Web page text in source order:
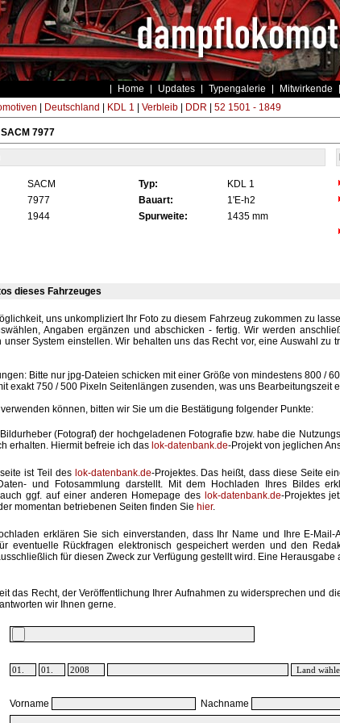
Home Updates Typengalerie Mitwirkende
Deutschland KDL 1 Verbleib| DDR 52 1501 - 1849
7977
SACM Typ: KDL 1
7977 Bauart: 1'E-h2
1944 Spurweite:
1435 mm
dieses Fahrzeuges
uns unkompliziert Ihr Foto zu diesem Fahrzeug zukommen zu
Angaben ergänzen und abschicken - fertig. Wir werden
unser System einstellen. Wir behalten uns das Recht vor, eine Auswahl zu
Bitte nur jpg-Dateien schicken mit einer Größe von mindestens 800 /
exakt 750 / 500 Pixeln Seitenlängen zusenden, was uns Bearbeitungszeit
können, bitten wir Sie um die Bestätigung folgender Punkte:
Bildurheber (Fotograf) der hochgeladenen Fotografie bzw. habe die
erhalten. Hiermit befreie ich das lok-datenbank.de-Projekt von jeglichen
ist Teil des lok-datenbank.de-Projektes. Das heißt, dass diese Seite
und Fotosammlung darstellt. Mit dem Hochladen Ihres Bildes
ggf. auf einer anderen Homepage des lok-datenbank.de-Projektes
momentan betriebenen Seiten finden Sie hier.
erklären Sie sich einverstanden, dass Ihr Name und Ihre E-Mail-
eventuelle Rückfragen elektronisch gespeichert werden und den
für diesen Zweck zur Verfügung gestellt wird. Eine Herausgabe
das Recht, der Veröffentlichung Ihrer Aufnahmen zu widersprechen und
wir Ihnen gerne.
Vorname
Nachname